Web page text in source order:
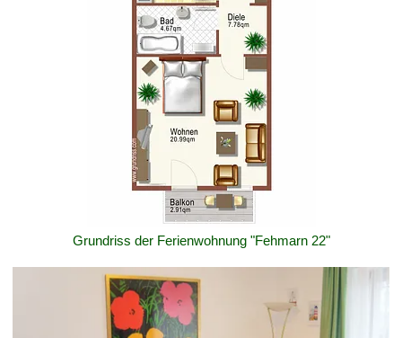
Grundriss der Ferienwohnung "Fehmarn 22"